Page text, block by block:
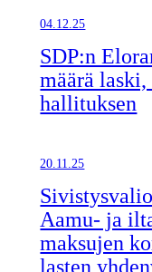
04.12.25
SDP:n
määrä
hallituksen
20.11.25
Aamu- ja
maksujen
lasten